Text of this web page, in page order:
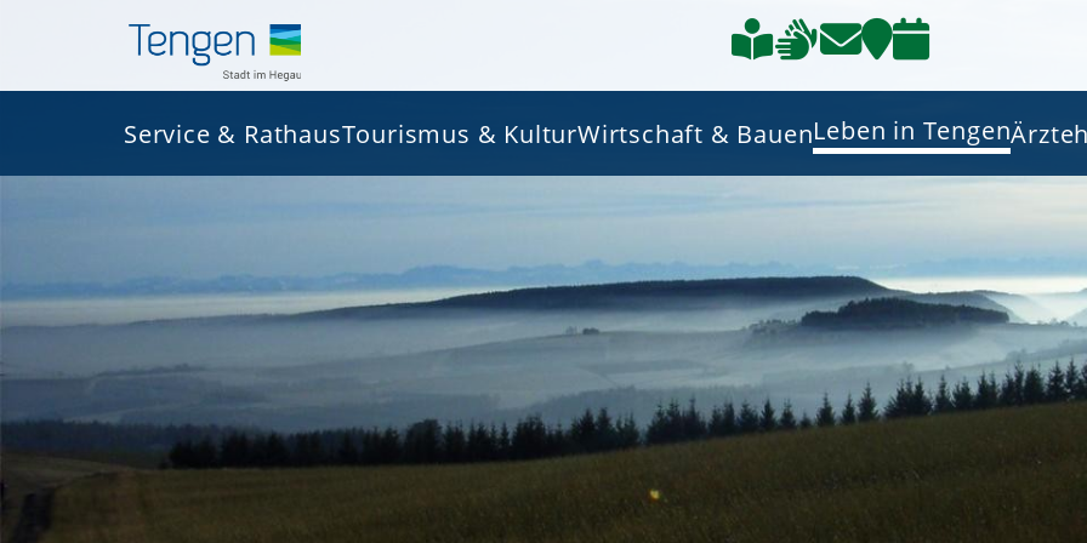
Service & RathausTourismus & KulturWirtschaft & BauenLeben in Tengen